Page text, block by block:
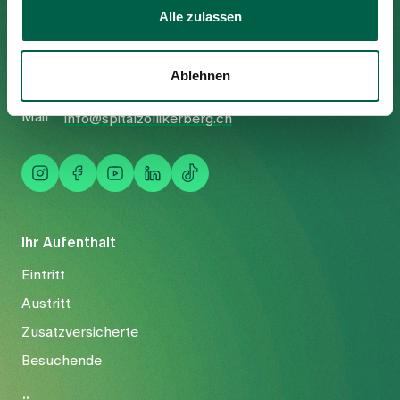
Alle zulassen
Ablehnen
Ihr Aufenthalt
Eintritt
Austritt
Zusatzversicherte
Besuchende
8125 Zollikerberg
Fax
+41 44 397 21 12
Mail
info@spitalzollikerberg.ch